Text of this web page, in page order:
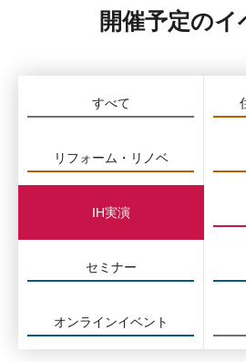
開催予定のイ
すべて
リフォーム・リノベ
IH実演
セミナー
オンラインイベント